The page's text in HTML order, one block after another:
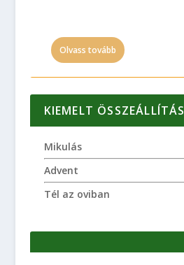
Olvass tovább
KIEMELT ÖSSZEÁLLÍTÁS
Mikulás
Advent
Tél az oviban